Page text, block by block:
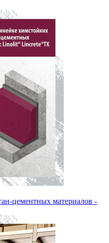
цементных материалов -